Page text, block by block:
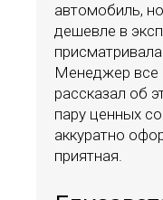
автомобиль,
дешевле в
Менеджер все
рассказал об
пару ценных
аккуратно
приятная.